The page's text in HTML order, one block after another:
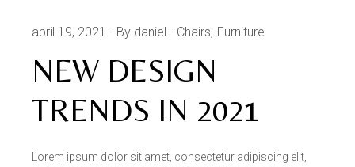
april 19, 2021 By daniel Chairs Furniture
NEW DESIGN
TRENDS IN 2021
Lorem ipsum dolor sit amet, consectetur adipiscing elit,